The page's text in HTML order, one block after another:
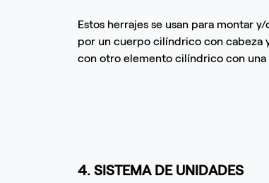
Estos herrajes se usan para montar
por un cuerpo cilíndrico con cabeza
con otro elemento cilíndrico con
4. SISTEMA DE UNIDADES